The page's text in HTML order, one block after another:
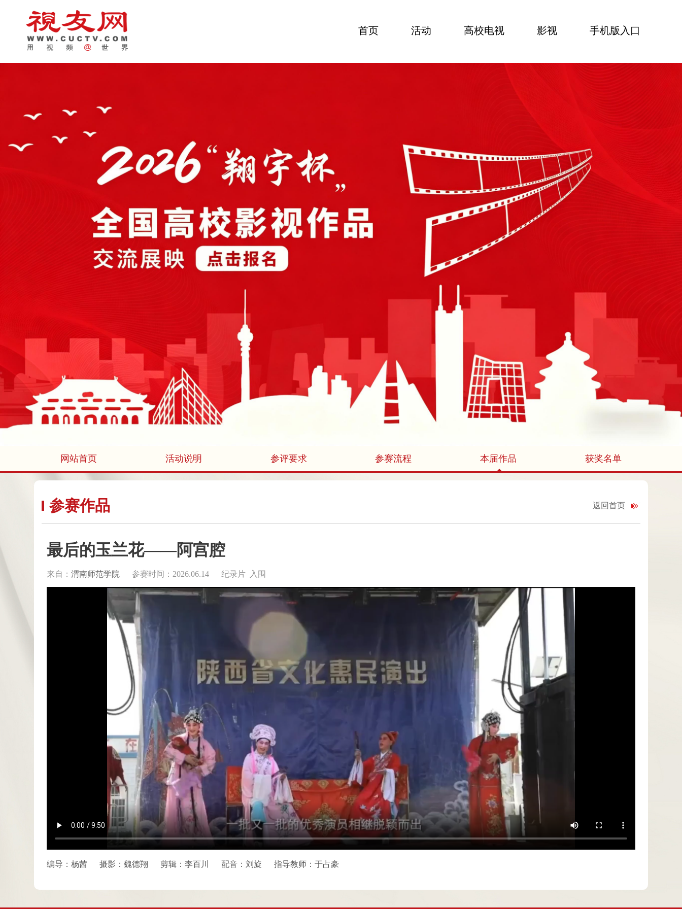
首页 活动 高校电视 影视 手机版入口
网站首页 活动说明 参评要求 参赛流程 本届作品 获奖名单
参赛作品 返回首页
最后的玉兰花——阿宫腔
来自： 渭南师范学院 参赛时间：2026.06.14 纪录片 入围
编导：杨茜 摄影：魏德翔 剪辑：李百川 配音：刘旋 指导教师：于占豪